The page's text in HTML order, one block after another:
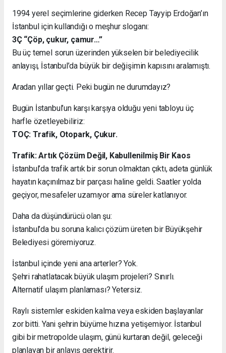
1994 yerel seçimlerine giderken Recep Tayyip Erdoğan’ın
İstanbul için kullandığı o meşhur sloganı:
3Ç “Çöp, çukur, çamur…”
Bu üç temel sorun üzerinden yükselen bir belediyecilik
anlayışı, İstanbul’da büyük bir değişimin kapısını aralamıştı.
Aradan yıllar geçti. Peki bugün ne durumdayız?
Bugün İstanbul’un karşı karşıya olduğu yeni tabloyu üç
harfle özetleyebiliriz:
TOÇ: Trafik, Otopark, Çukur.
Trafik: Artık Çözüm Değil, Kabullenilmiş Bir Kaos
İstanbul’da trafik artık bir sorun olmaktan çıktı, adeta günlük
hayatın kaçınılmaz bir parçası haline geldi. Saatler yolda
geçiyor, mesafeler uzamıyor ama süreler katlanıyor.
Daha da düşündürücü olan şu:
İstanbul’da bu soruna kalıcı çözüm üreten bir Büyükşehir
Belediyesi göremiyoruz.
İstanbul içinde yeni ana arterler? Yok.
Şehri rahatlatacak büyük ulaşım projeleri? Sınırlı.
Alternatif ulaşım planlaması? Yetersiz.
Raylı sistemler eskiden kalma veya eskiden başlayanlar
zor bitti. Yani şehrin büyüme hızına yetişemiyor. İstanbul
gibi bir metropolde ulaşım, günü kurtaran değil, geleceği
planlayan bir anlayış gerektirir.